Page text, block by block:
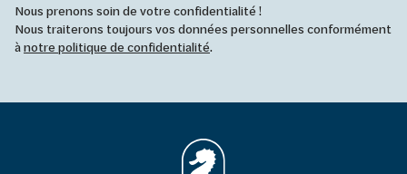
Nous prenons soin de votre confidentialité !
Nous traiterons toujours vos données personnelles conformément
ànotre politique de confidentialité.